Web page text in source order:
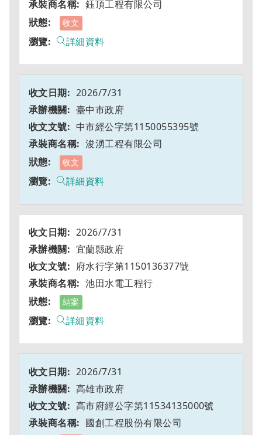
鈺頂工程有限公司
收文
詳細資料
2026/7/31
臺中市政府
中市經公字第1150055395號
浚湧工程有限公司
收文
詳細資料
2026/7/31
宜蘭縣政府
府水行字第1150136377號
池田水電工程行
結案
詳細資料
2026/7/31
高雄市政府
高市府經公字第11534135000號
國創工程股份有限公司